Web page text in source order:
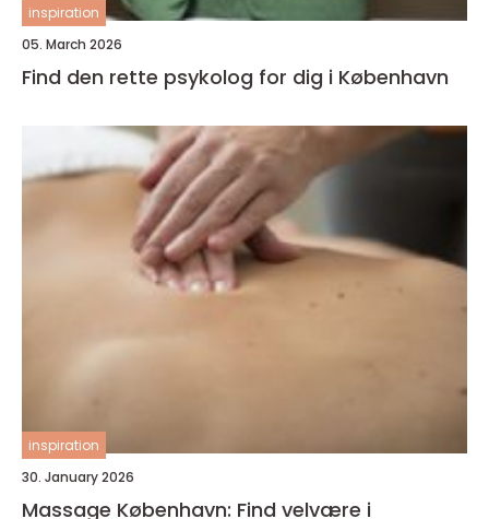
inspiration
05. March 2026
Find den rette psykolog for dig i København
inspiration
30. January 2026
Massage København: Find velvære i